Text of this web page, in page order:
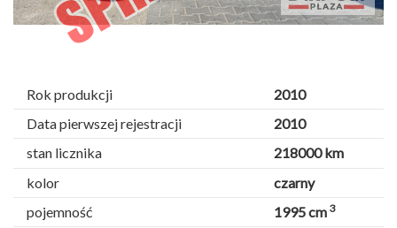
Rok produkcji
2010
Data pierwszej rejestracji
2010
stan licznika
218000 km
kolor
czarny
pojemność
1995 cm 3